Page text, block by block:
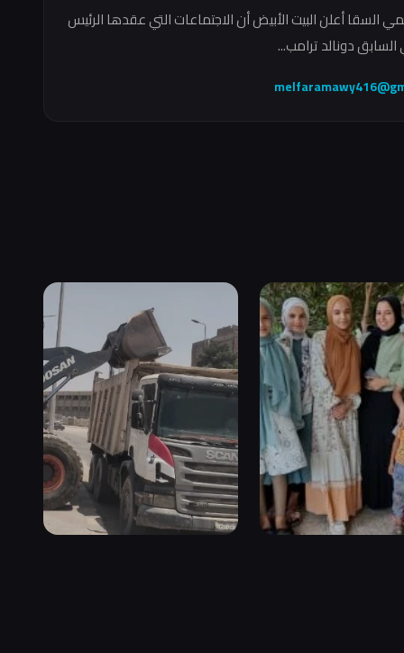
السقا أعلن البيت الأبيض أن الاجتماعات التي عقدها الرئيس
السابق دونالد ترامب...